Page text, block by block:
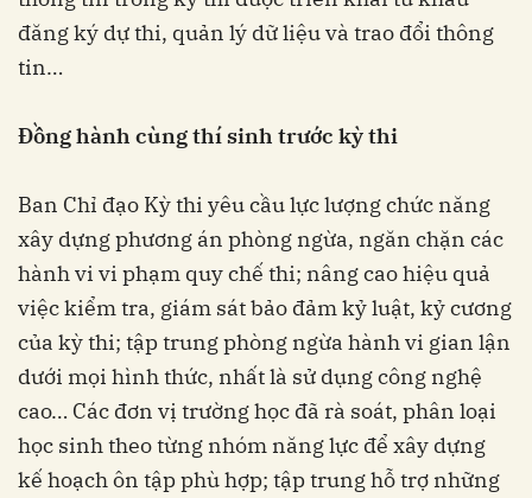
đăng ký dự thi, quản lý dữ liệu và trao đổi thông
tin…
Đồng hành cùng thí sinh trước kỳ thi
Ban Chỉ đạo Kỳ thi yêu cầu lực lượng chức năng
xây dựng phương án phòng ngừa, ngăn chặn các
hành vi vi phạm quy chế thi; nâng cao hiệu quả
việc kiểm tra, giám sát bảo đảm kỷ luật, kỷ cương
của kỳ thi; tập trung phòng ngừa hành vi gian lận
dưới mọi hình thức, nhất là sử dụng công nghệ
cao… Các đơn vị trường học đã rà soát, phân loại
học sinh theo từng nhóm năng lực để xây dựng
kế hoạch ôn tập phù hợp; tập trung hỗ trợ những